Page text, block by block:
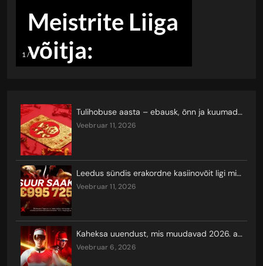
Tulihobuse aasta – ebausk, õnn ja kuumad keerutused
veebruar 11, 2026
Leedus sündis erakordne kasiinovõit ligi miljoni euro eest
veebruar 11, 2026
Kaheksa uuendust, mis muudavad 2026. aasta taliolümpiamängude vaatamist ja seal võistlemist
veebruar 6, 2026